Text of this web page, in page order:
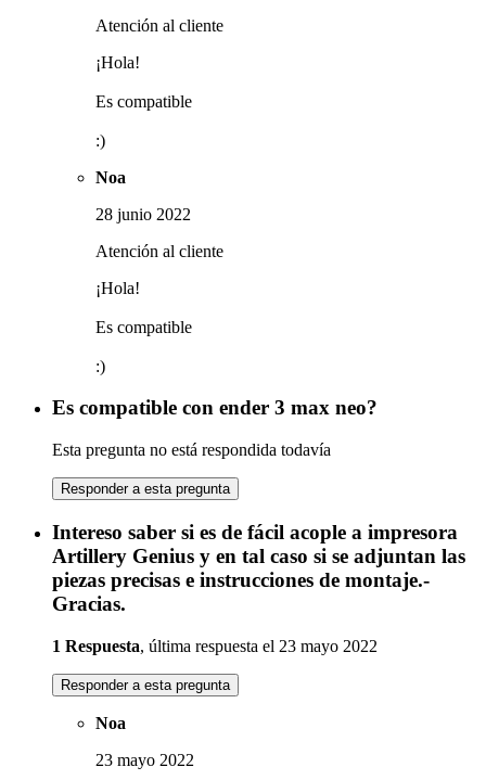
Atención al cliente
¡Hola!
Es compatible
:)
Noa
28 junio 2022
Atención al cliente
¡Hola!
Es compatible
:)
Es compatible con ender 3 max neo?
Esta pregunta no está respondida todavía
Responder a esta pregunta
Intereso saber si es de fácil acople a impresora
Artillery Genius y en tal caso si se adjuntan las
piezas precisas e instrucciones de montaje.-
Gracias.
1 Respuesta, última respuesta el 23 mayo 2022
Responder a esta pregunta
Noa
23 mayo 2022